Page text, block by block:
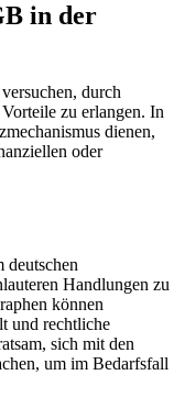
in der
durch
zu erlangen. In
dienen,
oder
Handlungen zu
können
und rechtliche
sich mit den
um im Bedarfsfall